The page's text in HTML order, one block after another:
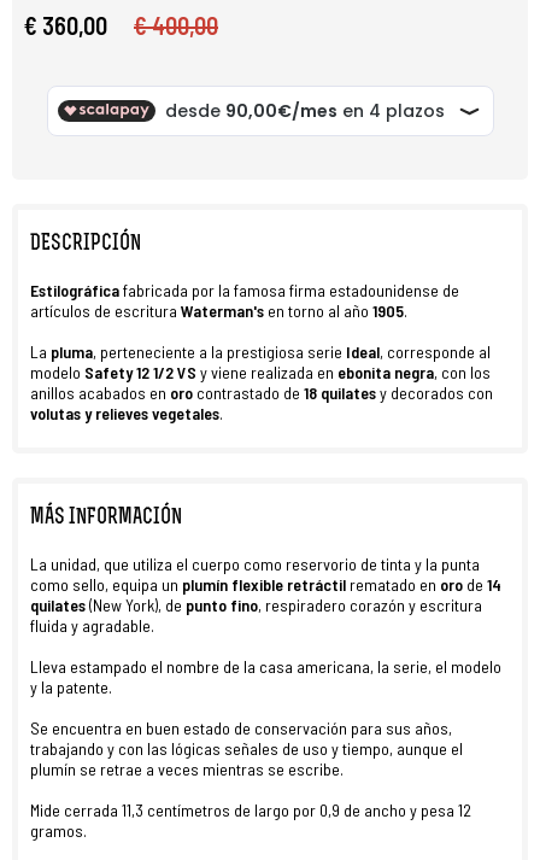
€ 360,00
€ 400,00
DESCRIPCIÓN
Estilográficafabricada por la famosa firma estadounidense de
artículos de escritura Waterman's en torno al año 1905.
La pluma, perteneciente a la prestigiosa serie Ideal, corresponde al
modelo Safety 12 1/2 VS y viene realizada en ebonita negra, con los
anillos acabados en oro contrastado de 18 quilatesy decorados con
volutas y relieves vegetales.
MÁS INFORMACIÓN
La unidad, que utiliza el cuerpo como reservorio de tinta y la punta
como sello, equipa un plumín flexible retráctil rematado en oro de 14
quilates(New York), de punto fino, respiradero corazón y escritura
fluida y agradable.
Lleva estampado el nombre de la casa americana, la serie, el modelo
y la patente.
Se encuentra en buen estado de conservación para sus años,
trabajando y con las lógicas señales de uso y tiempo, aunque el
plumín se retrae a veces mientras se escribe.
Mide cerrada 11,3 centímetros de largo por 0,9 de ancho y pesa 12
gramos.